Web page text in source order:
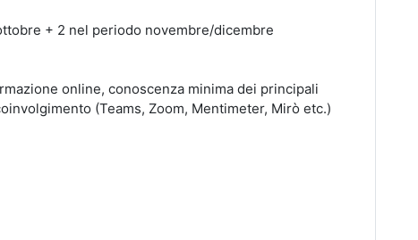
+ 2 nel periodo novembre/dicembre
online, conoscenza minima dei principali
(Teams, Zoom, Mentimeter, Mirò etc.)